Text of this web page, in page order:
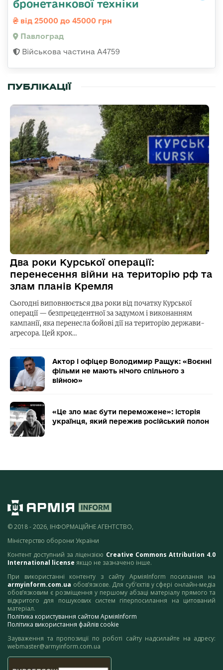
бронетанкової техніки
від 25000 до 45000 грн
Павлоград
Військова частина А4759
ПУБЛІКАЦІЇ
Два роки Курської операції:
перенесення війни на територію рф та
злам планів Кремля
Сьогодні виповнюється два роки від початку Курської
операції — безпрецедентної за задумом і виконанням
кампанії, яка перенесла бойові дії на територію держави-
агресора. Цей крок…
Актор і офіцер Володимир Ращук: «Воєнні
фільми не мають нічого спільного з
війною»
«Це зло має бути переможене»: історія
українця, який пережив російський полон
© 2018 - 2026, ІНФОРМАЦІЙНЕ АГЕНТСТВО,
Міністерство оборони України
Контент доступний за ліцензією Creative Commons Attribution 4.0
International license якщо не зазначено інше.
При використанні контенту з сайту АрміяInform посилання на
armyinform.com.ua обов’язкове. Для суб’єктів у сфері онлайн-медіа
обов’язковим є розміщення у першому абзаці матеріалу прямого та
відкритого для пошукових систем гіперпосилання на цитований
матеріал.
Політика користування сайтом АрміяInform
Політика використання файлів cookie
Зауваження та пропозиції по роботі сайту надсилайте на адресу:
webmaster@armyinform.com.ua